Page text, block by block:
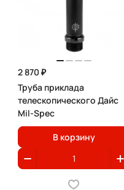
2 870 ₽
Труба приклада
телескопического Дайс
Mil-Spec
В корзину